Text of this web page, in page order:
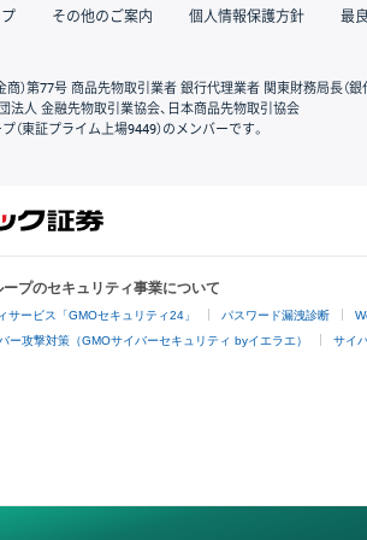
その他のご案内 個人情報保護方針 最
）第77号 商品先物取引業者 銀行代理業者 関東財務局長（
法人 金融先物取引業協会、日本商品先物取引協会
東証プライム上場9449）のメンバーです。
プのセキュリティ事業について
サービス「GMOセキュリティ24」 パスワード漏洩診断
ー攻撃対策（GMOサイバーセキュリティ byイエラエ） サイ